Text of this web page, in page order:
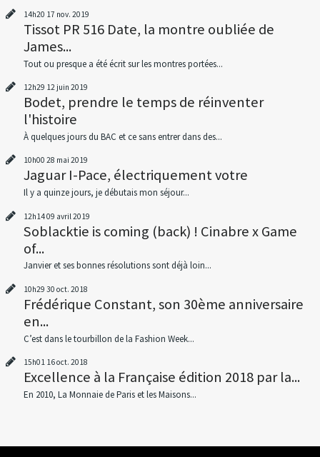
14h20 17 nov. 2019
Tissot PR 516 Date, la montre oubliée de
James...
Tout ou presque a été écrit sur les montres portées...
12h29 12 juin 2019
Bodet, prendre le temps de réinventer
l'histoire
À quelques jours du BAC et ce sans entrer dans des...
10h00 28 mai 2019
Jaguar I-Pace, électriquement votre
Il y a quinze jours, je débutais mon séjour...
12h1409 avril 2019
Soblacktie is coming (back) ! Cinabre x Game
of...
Janvier et ses bonnes résolutions sont déjà loin...
10h29 30 oct. 2018
Frédérique Constant, son 30ème anniversaire
en...
C’est dans le tourbillon de la Fashion Week...
15h01 16oct. 2018
Excellence à la Française édition 2018 par la...
En 2010, La Monnaie de Paris et les Maisons...